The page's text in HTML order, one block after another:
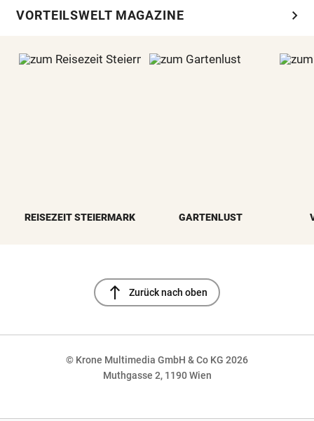
VORTEILSWELT MAGAZINE chevron_right
REISEZEIT STEIERMARK GARTENLUST
north Zurück nach oben
© Krone Multimedia GmbH & Co KG 2026
Muthgasse 2, 1190 Wien